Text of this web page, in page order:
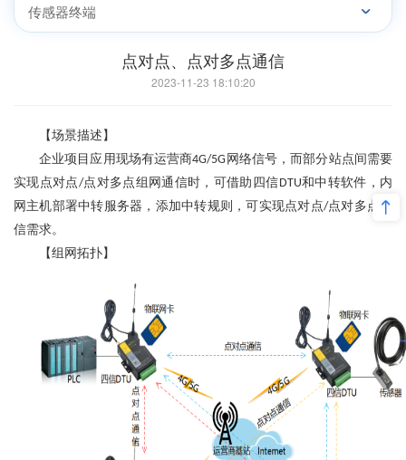
传感器终端
点对点、点对多点通信
2023-11-23 18:10:20
【场景描述】
企业项目应用现场有运营商4G/5G 网络信号，而部分站点间需要
实现点对点/点对多点组网通信时，可借助四信 DTU和中转软件，内
网主机部署中转服务器，添加中转规则，可实现点对点/点对多点通
信需求。
【组网拓扑】